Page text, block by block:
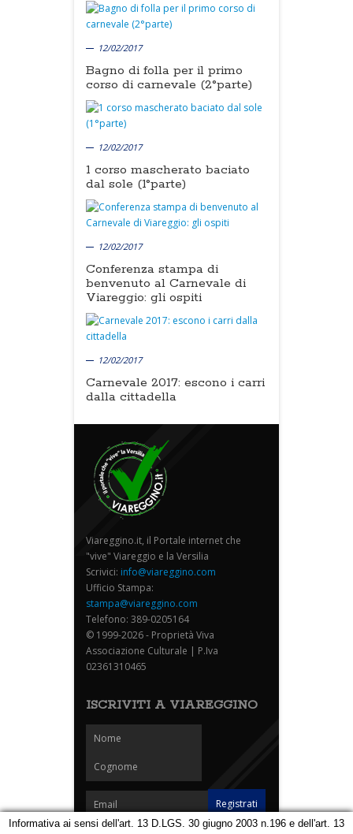
12/02/2017
Bagno di folla per il primo
corso di carnevale (2°parte)
12/02/2017
1 corso mascherato baciato
dal sole (1°parte)
12/02/2017
Conferenza stampa di
benvenuto al Carnevale di
Viareggio: gli ospiti
12/02/2017
Carnevale 2017: escono i carri
dalla cittadella
Viareggino.it, il Portale internet che
"vive" Viareggio e la Versilia
Scrivici: info@viareggino.com
Ufficio Stampa:
stampa@viareggino.com
Telefono: 389-0205164
© 1999-2026 - Proprietà Viva
Associazione Culturale | P.Iva
02361310465
ISCRIVITI A VIAREGGINO
Informativa ai sensi dell'art. 13 D.LGS. 30 giugno 2003 n.196 e dell'art. 13